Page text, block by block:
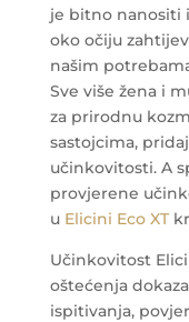
je bitno nanositi
oko očiju
našim
Sve više žena i
za prirodnu
sastojcima,
učinkovitosti. A
provjerene
u Elicini Eco XT
Učinkovitost
oštećenja
ispitivanja,